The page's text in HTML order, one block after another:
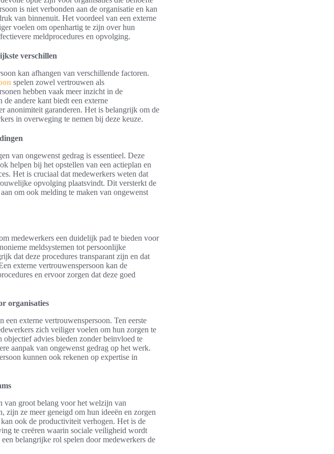
is niet verbonden aan de organisatie en kan
van binnenuit. Het voordeel van een externe
voelen om openhartig te zijn over hun
meldprocedures en opvolging.
verschillen
kan afhangen van verschillende factoren.
spelen zowel vertrouwen als
hebben vaak meer inzicht in de
andere kant biedt een externe
anonimiteit garanderen. Het is belangrijk om de
in overweging te nemen bij deze keuze.
van ongewenst gedrag is essentieel. Deze
helpen bij het opstellen van een actieplan en
Het is cruciaal dat medewerkers weten dat
opvolging plaatsvindt. Dit versterkt de
om ook melding te maken van ongewenst
medewerkers een duidelijk pad te bieden voor
meldsystemen tot persoonlijke
dat deze procedures transparant zijn en dat
externe vertrouwenspersoon kan de
en ervoor zorgen dat deze goed
organisaties
externe vertrouwenspersoon. Ten eerste
zich veiliger voelen om hun zorgen te
objectief advies bieden zonder beïnvloed te
aanpak van ongewenst gedrag op het werk.
kunnen ook rekenen op expertise in
van groot belang voor het welzijn van
zijn ze meer geneigd om hun ideeën en zorgen
ook de productiviteit verhogen. Het is de
te creëren waarin sociale veiligheid wordt
belangrijke rol spelen door medewerkers de